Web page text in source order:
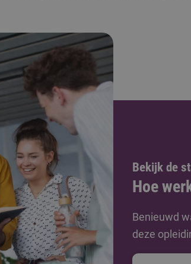
Bekijk de
Hoe
Benieuwd
deze